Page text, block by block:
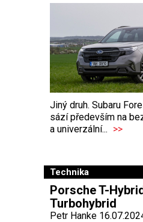
Jiný druh. Subaru
sází především na
a univerzální... >>
Technika
Porsche T-
Turbohybrid
Petr Hanke